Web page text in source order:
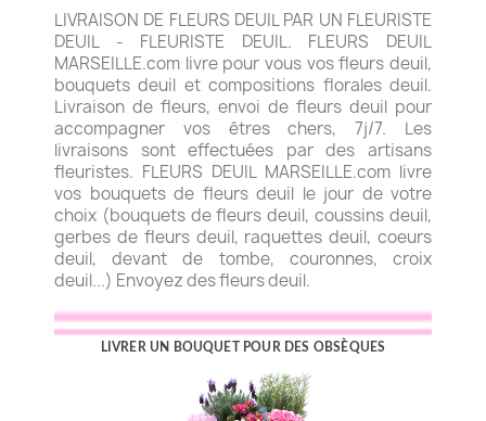
LIVRAISON DE FLEURS DEUIL PAR UN FLEURISTE
DEUIL - FLEURISTE DEUIL. FLEURS DEUIL
MARSEILLE.com livre pour vous vos fleurs deuil,
bouquets deuil et compositions florales deuil.
Livraison de fleurs, envoi de fleurs deuil pour
accompagner vos êtres chers, 7j/7. Les
livraisons sont effectuées par des artisans
fleuristes. FLEURS DEUIL MARSEILLE.com livre
vos bouquets de fleurs deuil le jour de votre
choix (bouquets de fleurs deuil, coussins deuil,
gerbes de fleurs deuil, raquettes deuil, coeurs
deuil, devant de tombe, couronnes, croix
deuil...) Envoyez des fleurs deuil.
LIVRER UN BOUQUET POUR DES OBSÈQUES